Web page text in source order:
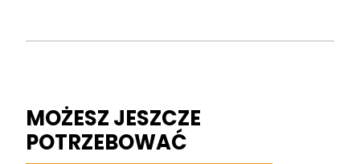
MOŻESZ JESZCZE
POTRZEBOWAĆ